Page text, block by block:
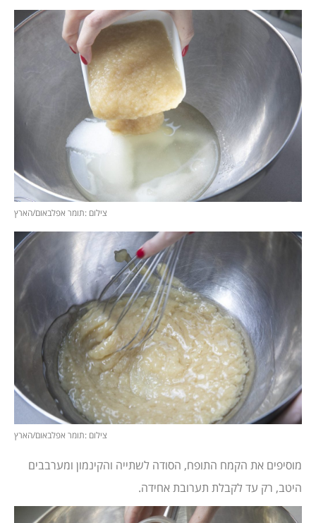
צילום :תומר אפלבאום/הארץ
צילום :תומר אפלבאום/הארץ
מוסיפים את הקמח התופח, הסודה לשתייה והקינמון ומערבבים
היטב, רק עד לקבלת תערובת אחידה.